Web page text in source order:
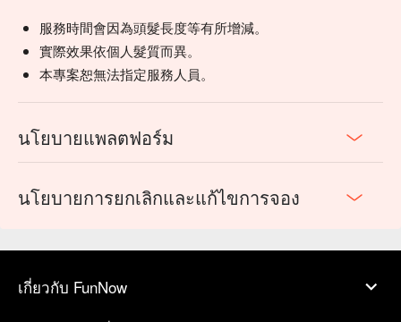
服務時間會因為頭髮長度等有所增減。
實際效果依個人髮質而異。
本專案恕無法指定服務人員。
นโยบายแพลตฟอร์ม
นโยบายการยกเลิกและแก้ไขการจอง
เกี่ยวกับ FunNow